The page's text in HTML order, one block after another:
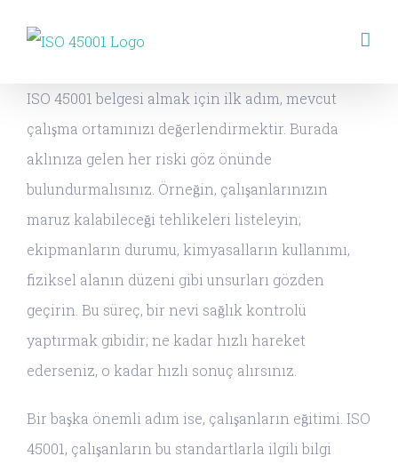
ISO 45001 belgesi almak için ilk adım, mevcut
çalışma ortamınızı değerlendirmektir. Burada
aklınıza gelen her riski göz önünde
bulundurmalısınız. Örneğin, çalışanlarınızın
maruz kalabileceği tehlikeleri listeleyin;
ekipmanların durumu, kimyasalların kullanımı,
fiziksel alanın düzeni gibi unsurları gözden
geçirin. Bu süreç, bir nevi sağlık kontrolü
yaptırmak gibidir; ne kadar hızlı hareket
ederseniz, o kadar hızlı sonuç alırsınız.
Bir başka önemli adım ise, çalışanların eğitimi. ISO
45001, çalışanların bu standartlarla ilgili bilgi